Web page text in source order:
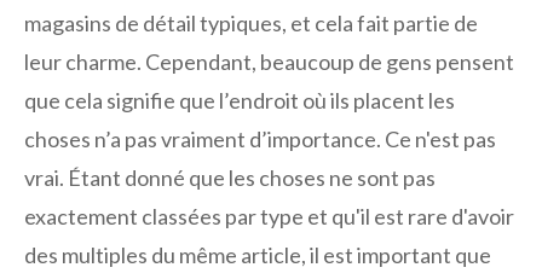
magasins de détail typiques, et cela fait partie de
leur charme. Cependant, beaucoup de gens pensent
que cela signifie que l’endroit où ils placent les
choses n’a pas vraiment d’importance. Ce n'est pas
vrai. Étant donné que les choses ne sont pas
exactement classées par type et qu'il est rare d'avoir
des multiples du même article, il est important que